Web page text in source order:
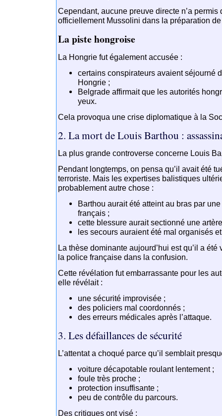
Cependant, aucune preuve directe n’a permis
officiellement Mussolini dans la préparation de
La piste hongroise
La Hongrie fut également accusée :
certains conspirateurs avaient séjourné
Hongrie ;
Belgrade affirmait que les autorités
yeux.
Cela provoqua une crise diplomatique à la
2. La mort de Louis Barthou :
La plus grande controverse concerne Louis
Pendant longtemps, on pensa qu’il avait été
terroriste. Mais les expertises balistiques
probablement autre chose :
Barthou aurait été atteint au bras par
français ;
cette blessure aurait sectionné une
les secours auraient été mal organisés
La thèse dominante aujourd’hui est qu’il a été
la police française dans la confusion.
Cette révélation fut embarrassante pour les
elle révélait :
une sécurité improvisée ;
des policiers mal coordonnés ;
des erreurs médicales après l’attaque.
3. Les défaillances de sécurité
L’attentat a choqué parce qu’il semblait
voiture décapotable roulant lentement ;
foule très proche ;
protection insuffisante ;
peu de contrôle du parcours.
Des critiques ont visé :